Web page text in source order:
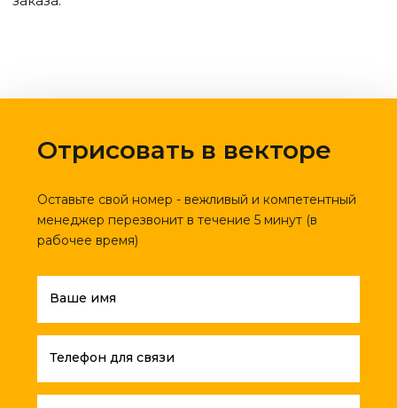
Отрисовать в векторе
Оставьте свой номер - вежливый и компетентный
менеджер перезвонит в течение 5 минут (в
рабочее время)
Ваше имя
Телефон для связи